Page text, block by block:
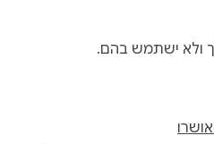
ולא ישתמש בהם.